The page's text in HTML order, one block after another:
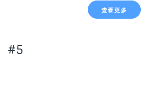
查看更多
#5